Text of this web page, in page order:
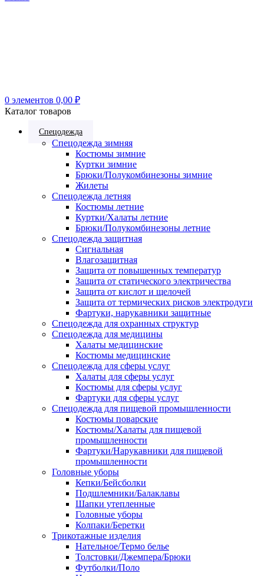
0 элементов 0,00 ₽
Каталог товаров
Спецодежда
Спецодежда зимняя
Костюмы зимние
Куртки зимние
Брюки/Полукомбинезоны зимние
Жилеты
Спецодежда летняя
Костюмы летние
Куртки/Халаты летние
Брюки/Полукомбинезоны летние
Спецодежда защитная
Сигнальная
Влагозащитная
Защита от повышенных температур
Защита от статического электричества
Защита от кислот и щелочей
Защита от термических рисков электродуги
Фартуки, нарукавники защитные
Спецодежда для охранных структур
Спецодежда для медицины
Халаты медицинские
Костюмы медицинские
Спецодежда для сферы услуг
Халаты для сферы услуг
Костюмы для сферы услуг
Фартуки для сферы услуг
Спецодежда для пищевой промышленности
Костюмы поварские
Костюмы/Халаты для пищевой
промышленности
Фартуки/Нарукавники для пищевой
промышленности
Головные уборы
Кепки/Бейсболки
Подшлемники/Балаклавы
Шапки утепленные
Головные уборы
Колпаки/Беретки
Трикотажные изделия
Нательное/Термо белье
Толстовки/Джемпера/Брюки
Футболки/Поло